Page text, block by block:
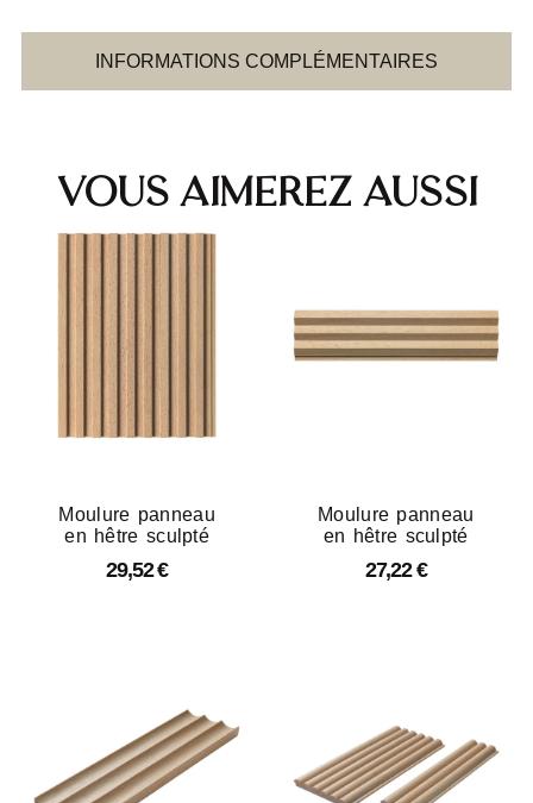
INFORMATIONS COMPLÉMENTAIRES
Vous aimerez aussi
Moulure panneau
en hêtre sculpté
29,52€
Moulure panneau
en hêtre sculpté
27,22€